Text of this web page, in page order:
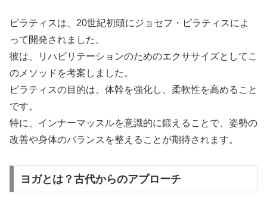
ピラティスは、20世紀初頭にジョセフ・ピラティスによ
って開発されました。
彼は、リハビリテーションのためのエクササイズとしてこ
のメソッドを考案しました。
ピラティスの目的は、体幹を強化し、柔軟性を高めること
です。
特に、インナーマッスルを意識的に鍛えることで、姿勢の
改善や身体のバランスを整えることが期待されます。
ヨガとは？古代からのアプローチ